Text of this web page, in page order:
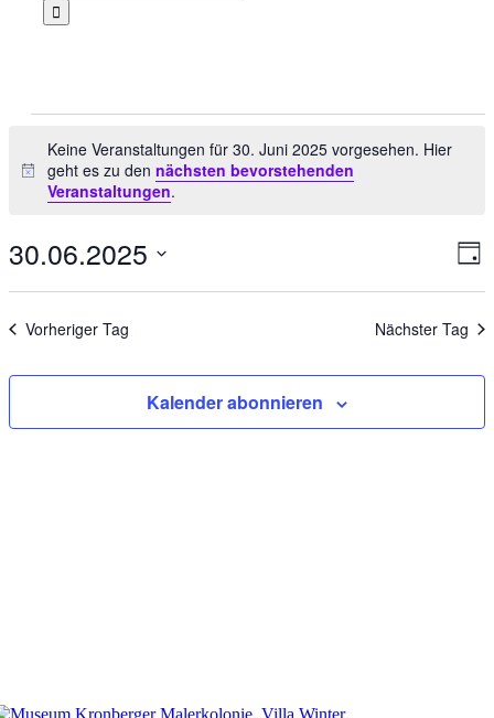
nach:
30.
Hinweis
Keine Veranstaltungen für 30. Juni 2025 vorgesehen. Hier
geht es zu dennächsten bevorstehenden
Veranstaltungen.
Tag
30.06.2025
Vorheriger Tag Nächster Tag
Kalender abonnieren